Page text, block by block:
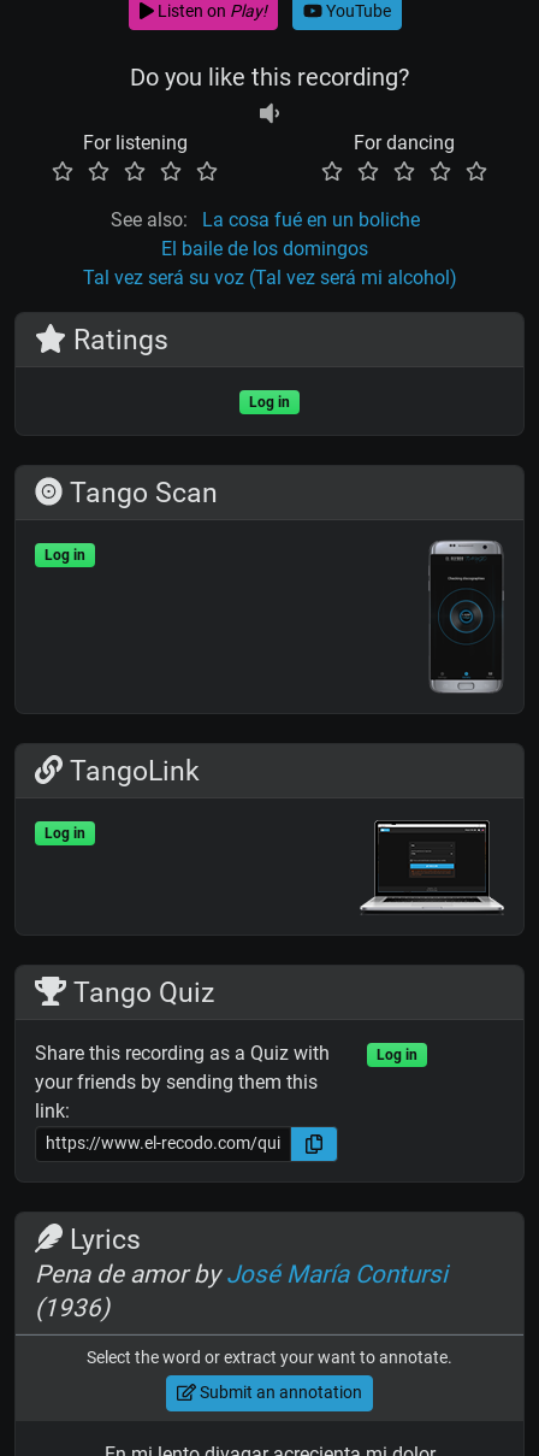
Listen on Play! YouTube
Do you like this recording?
For listening For dancing
See also:
La cosa fué en un boliche
El baile de los domingos
Tal vez será su voz (Tal vez será mi alcohol)
Ratings
Log in
Tango Scan
Log in
TangoLink
Log in
Tango Quiz
Share this recording as a Quiz with
your friends by sending them this
link:
Log in
Lyrics
Pena de amor byJosé María Contursi
(1936)
Select the word or extract your want to annotate.
Submit an annotation